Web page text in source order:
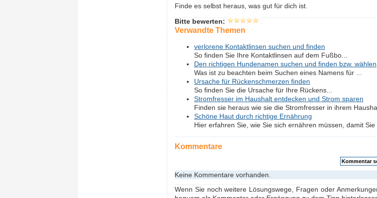
Finde es selbst heraus, was gut für dich ist.
Bitte bewerten:
Verwandte Themen
verlorene Kontaktlinsen suchen und finden
So finden Sie Ihre Kontaktlinsen auf dem Fußbo...
Den richtigen Hundenamen suchen und finden bzw. wählen
Was ist zu beachten beim Suchen eines Namens für ...
Ursache für Rückenschmerzen finden
So finden Sie die Ursache für Ihre Rückens...
Stromfresser im Haushalt entdecken und Strom sparen
Finden sie heraus wie sie die Stromfresser in ihrem
Schöne Haut durch richtige Ernährung
Hier erfahren Sie, wie Sie sich ernähren müssen, damit Sie
Kommentare
Keine Kommentare vorhanden.
Wenn Sie noch weitere Lösungswege, Fragen oder